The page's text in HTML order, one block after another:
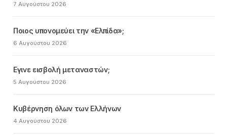
7 Αυγούστου 2026
Ποιος υπονομεύει την «Ελπίδα»;
6 Αυγούστου 2026
Εγινε εισβολή μεταναστών;
5 Αυγούστου 2026
Κυβέρνηση όλων των Ελλήνων
4 Αυγούστου 2026